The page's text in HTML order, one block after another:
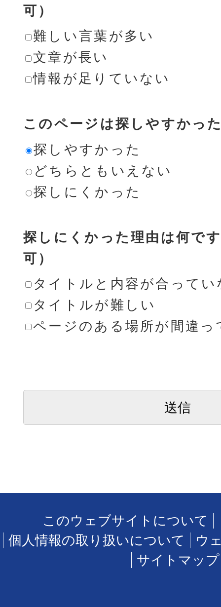
可）
難しい言葉が多い
文章が長い
情報が足りていない
このページは探しやすかっ
探しやすかった
どちらともいえない
探しにくかった
探しにくかった理由は何で
可）
タイトルと内容が合ってい
タイトルが難しい
ページのある場所が間違っ
このウェブサイトについて
個人情報の取り扱いについて
ウ
サイトマップ